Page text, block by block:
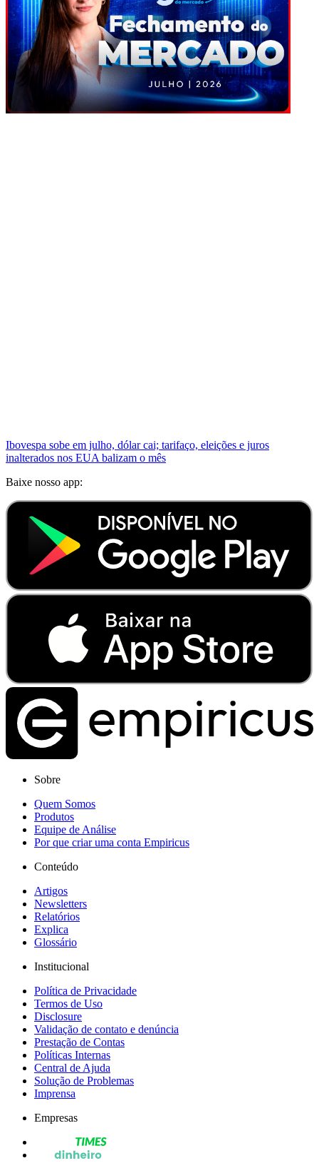
Ibovespa sobe em julho, dólar cai; tarifaço, eleições e juros
inalterados nos EUA balizam o mês
Baixe nosso app:
Sobre
Quem Somos
Produtos
Equipe de Análise
Por que criar uma conta Empiricus
Conteúdo
Artigos
Newsletters
Relatórios
Explica
Glossário
Institucional
Política de Privacidade
Termos de Uso
Disclosure
Validação de contato e denúncia
Prestação de Contas
Políticas Internas
Central de Ajuda
Solução de Problemas
Imprensa
Empresas